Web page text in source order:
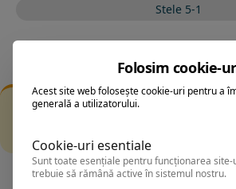
Stele 5-1
Filtrarea nu a returnat niciun
Folosim cookie-
Acest site web folosește cookie-uri pentru a
generală a utilizatorului.
Cookie-uri esentiale
Sunt toate esențiale pentru funcționarea site-
trebuie să rămână active în sistemul nostru.